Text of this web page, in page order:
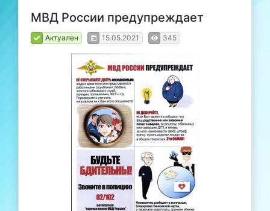
МВД России предупреждает
Актуален 15.05.2021 345